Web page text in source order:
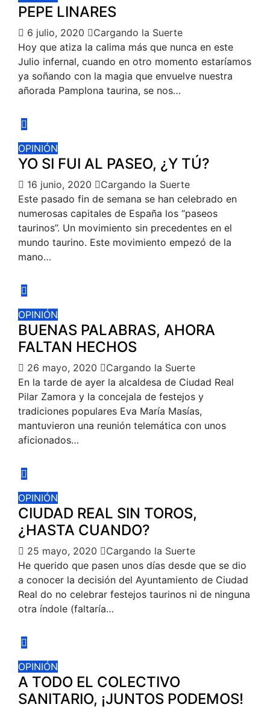
PEPE LINARES
6 julio, 2020
Cargando la Suerte
Hoy que atiza la calima más que nunca en este
Julio infernal, cuando en otro momento estaríamos
ya soñando con la magia que envuelve nuestra
añorada Pamplona taurina, se nos…
OPINIÓN
YO SI FUI AL PASEO, ¿Y TÚ?
16 junio, 2020
Cargando la Suerte
Este pasado fin de semana se han celebrado en
numerosas capitales de España los “paseos
taurinos”. Un movimiento sin precedentes en el
mundo taurino. Este movimiento empezó de la
mano…
OPINIÓN
BUENAS PALABRAS, AHORA
FALTAN HECHOS
26 mayo, 2020
Cargando la Suerte
En la tarde de ayer la alcaldesa de Ciudad Real
Pilar Zamora y la concejala de festejos y
tradiciones populares Eva María Masías,
mantuvieron una reunión telemática con unos
aficionados…
OPINIÓN
CIUDAD REAL SIN TOROS,
¿HASTA CUANDO?
25 mayo, 2020
Cargando la Suerte
He querido que pasen unos días desde que se dio
a conocer la decisión del Ayuntamiento de Ciudad
Real do no celebrar festejos taurinos ni de ninguna
otra índole (faltaría…
OPINIÓN
A TODO EL COLECTIVO
SANITARIO, ¡JUNTOS PODEMOS!